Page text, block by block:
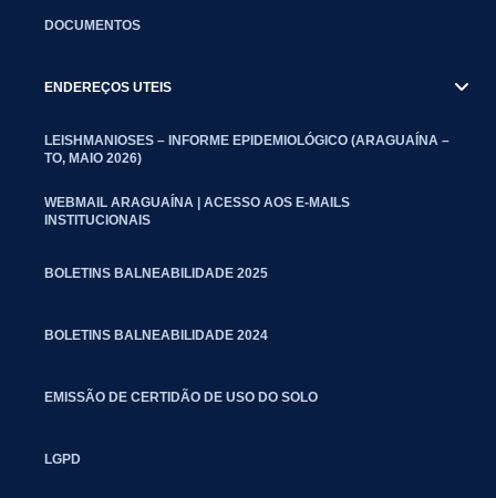
DOCUMENTOS
ENDEREÇOS UTEIS
LEISHMANIOSES – INFORME EPIDEMIOLÓGICO (ARAGUAÍNA –
TO, MAIO 2026)
WEBMAIL ARAGUAÍNA | ACESSO AOS E-MAILS
INSTITUCIONAIS
BOLETINS BALNEABILIDADE 2025
BOLETINS BALNEABILIDADE 2024
EMISSÃO DE CERTIDÃO DE USO DO SOLO
LGPD